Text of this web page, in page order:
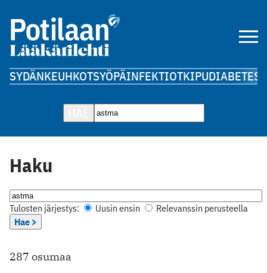
SYDÄNKEUHKOTSYÖPÄINFEKTIOTKIPUDIABETES
Haku
Tulosten järjestys: Uusin ensin
Relevanssin perusteella
Hae >
287 osumaa